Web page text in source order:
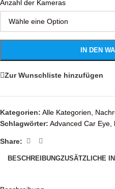
Anzahl der Kameras
IN DEN
Zur Wunschliste hinzufügen
Kategorien: Alle Kategorien,
Schlagwörter: Advanced Car Eye,
Share:
BESCHREIBUNGZUSÄTZLICHE